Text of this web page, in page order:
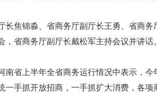
长焦锦淼、省商务厅副厅长王勇、省商务
，省商务厅副厅长戴松军主持会议并讲话。
南省上半年全省商务运行情况中表示，
一手抓开放招商，一手抓扩大消费，各项